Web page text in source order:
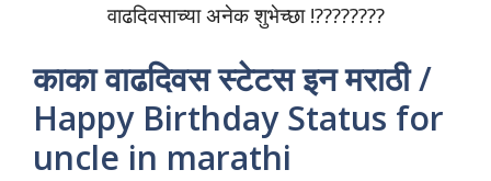
वाढदिवसाच्या अनेक शुभेच्छा !????????
काका वाढदिवस स्टेटस इन मराठी /
Happy Birthday Status for
uncle in marathi